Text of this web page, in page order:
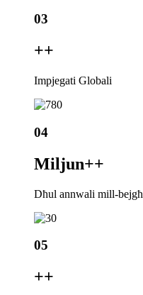
03
++
Impjegati Globali
04
Miljun++
Dħul annwali mill-bejgħ
05
++